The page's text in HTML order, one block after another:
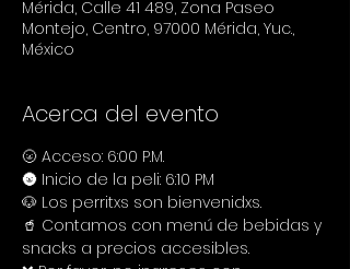
Mérida, Calle 41 489, Zona Paseo
Montejo, Centro, 97000 Mérida, Yuc.,
México
Acerca del evento
🌝 Acceso: 6:00 P.M.
🌚 Inicio de la peli: 6:10 PM
🐶 Los perritxs son bienvenidxs.
🥤 Contamos con menú de bebidas y
snacks a precios accesibles.